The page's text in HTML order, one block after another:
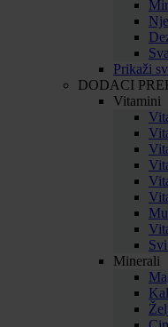
Prikaži
DODACI
Vitamini
Minerali